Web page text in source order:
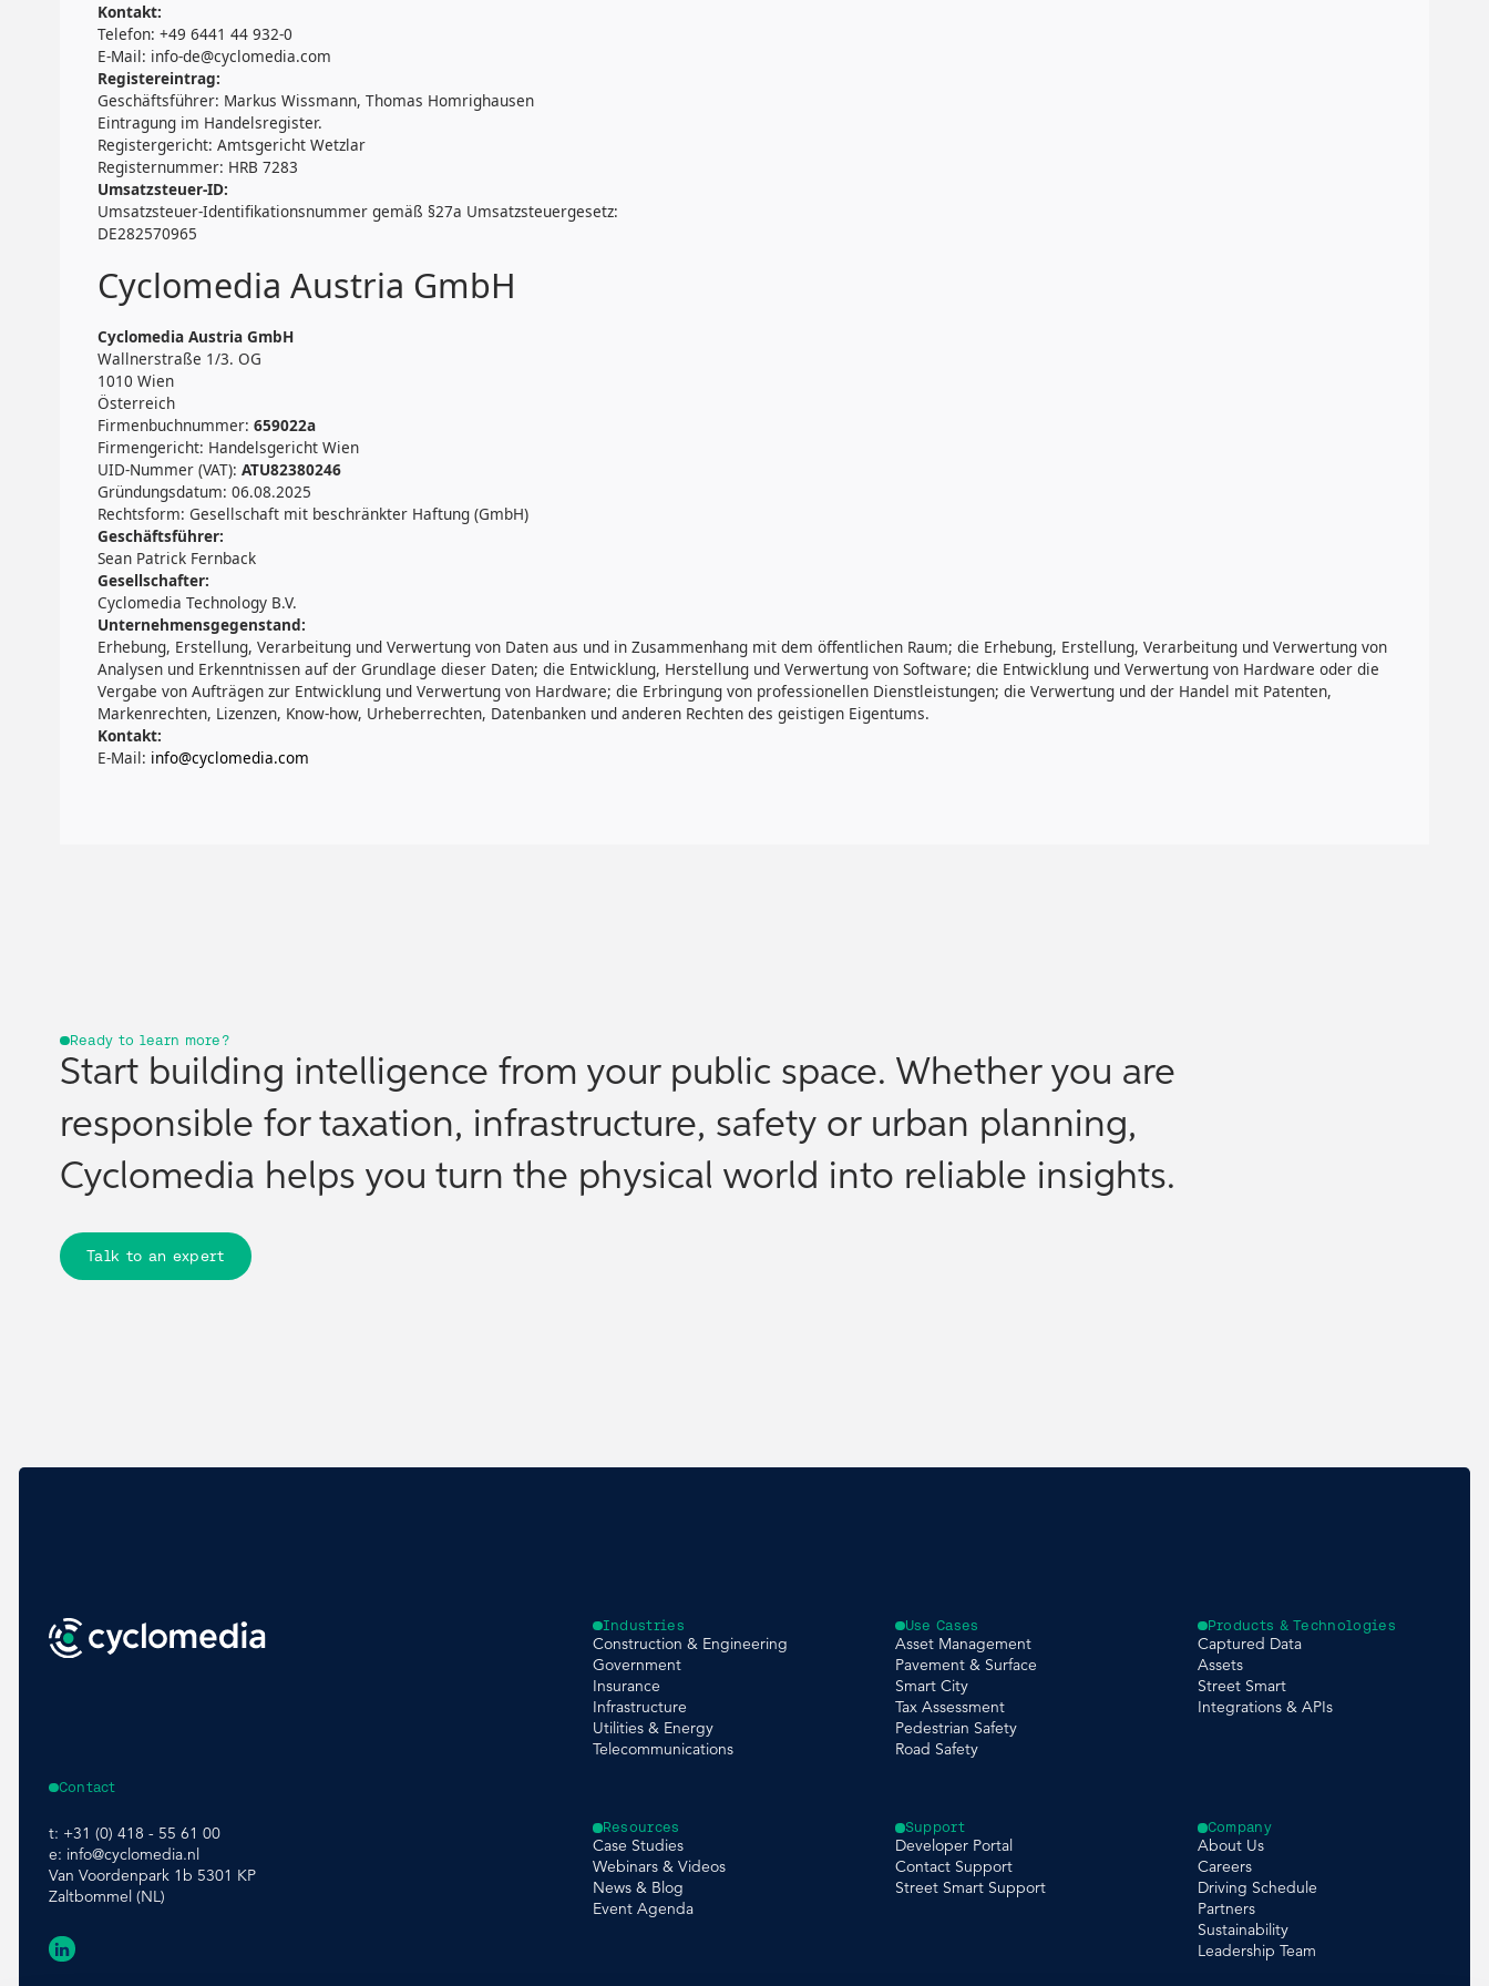
Kontakt:
Telefon: +49 6441 44 932-0
E-Mail: info-de@cyclomedia.com
Registereintrag:
Geschäftsführer: Markus Wissmann, Thomas Homrighausen
Eintragung im Handelsregister.
Registergericht: Amtsgericht Wetzlar
Registernummer: HRB 7283
Umsatzsteuer-ID:
Umsatzsteuer-Identifikationsnummer gemäß §27a Umsatzsteuergesetz:
DE282570965
Cyclomedia Austria GmbH
Cyclomedia Austria GmbH
Wallnerstraße 1/3. OG
1010 Wien
Österreich
Firmenbuchnummer:659022a
Firmengericht: Handelsgericht Wien
UID-Nummer (VAT):ATU82380246
Gründungsdatum: 06.08.2025
Rechtsform: Gesellschaft mit beschränkter Haftung (GmbH)
Geschäftsführer:
Sean Patrick Fernback
Gesellschafter:
Cyclomedia Technology B.V.
Unternehmensgegenstand:
Erhebung, Erstellung, Verarbeitung und Verwertung von Daten aus und in Zusammenhang mit dem öffentlichen Raum; die Erhebung, Erstellung, Verarbeitung und Verwertung von
Analysen und Erkenntnissen auf der Grundlage dieser Daten; die Entwicklung, Herstellung und Verwertung von Software; die Entwicklung und Verwertung von Hardware oder die
Vergabe von Aufträgen zur Entwicklung und Verwertung von Hardware; die Erbringung von professionellen Dienstleistungen; die Verwertung und der Handel mit Patenten,
Markenrechten, Lizenzen, Know-how, Urheberrechten, Datenbanken und anderen Rechten des geistigen Eigentums.
Kontakt:
E-Mail: info@cyclomedia.com
Ready to learn more?
Start building intelligence from your public space. Whether you are
responsible for taxation, infrastructure, safety or urban planning,
Cyclomedia helps you turn the physical world into reliable insights.
Talk to an expert
Contact
t: +31 (0) 418 - 55 61 00
e: info@cyclomedia.nl
Van Voordenpark 1b 5301 KP
Zaltbommel (NL)
Industries
Construction & Engineering
Government
Insurance
Infrastructure
Utilities & Energy
Telecommunications
Use Cases
Asset Management
Pavement & Surface
Smart City
Tax Assessment
Pedestrian Safety
Road Safety
Products & Technologies
Captured Data
Assets
Street Smart
Integrations & APIs
Resources
Case Studies
Webinars & Videos
News & Blog
Event Agenda
Support
Developer Portal
Contact Support
Street Smart Support
Company
About Us
Careers
Driving Schedule
Partners
Sustainability
Leadership Team